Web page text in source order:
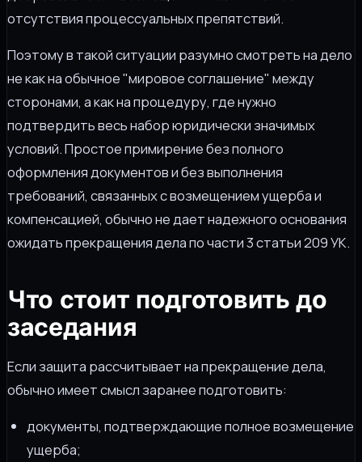
отсутствия процессуальных препятствий.
Поэтому в такой ситуации разумно смотреть на дело
не как на обычное "мировое соглашение" между
сторонами, а как на процедуру, где нужно
подтвердить весь набор юридически значимых
условий. Простое примирение без полного
оформления документов и без выполнения
требований, связанных с возмещением ущерба и
компенсацией, обычно не дает надежного основания
ожидать прекращения дела по части 3 статьи 209 УК.
Что стоит подготовить до
заседания
Если защита рассчитывает на прекращение дела,
обычно имеет смысл заранее подготовить:
документы, подтверждающие полное возмещение
ущерба;